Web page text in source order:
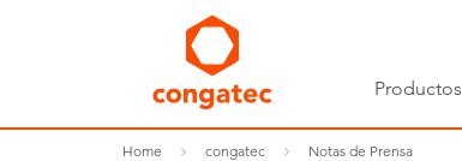
Productos
Home congatec Notas de Prensa